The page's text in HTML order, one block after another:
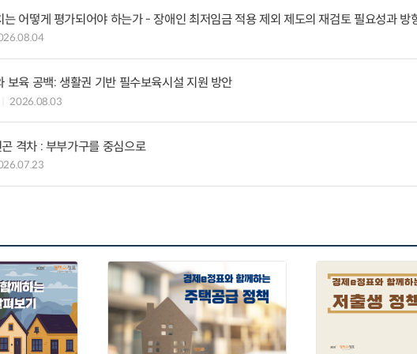
는 어떻게 평가되어야 하는가 - 장애인 최저임금 적용 제외 제도의 재검토 필요성과 방
보육 공백: 생활권 기반 필수보육시설 지원 방안
2026.08.03
격차 : 부부가구를 중심으로